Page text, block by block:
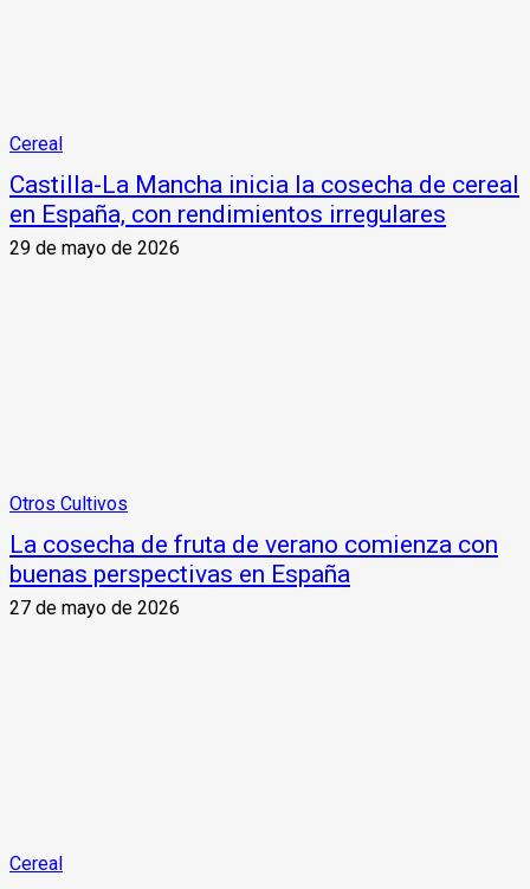
Cereal
Castilla-La Mancha inicia la cosecha de cereal
en España, con rendimientos irregulares
29 de mayo de 2026
Otros Cultivos
La cosecha de fruta de verano comienza con
buenas perspectivas en España
27 de mayo de 2026
Cereal